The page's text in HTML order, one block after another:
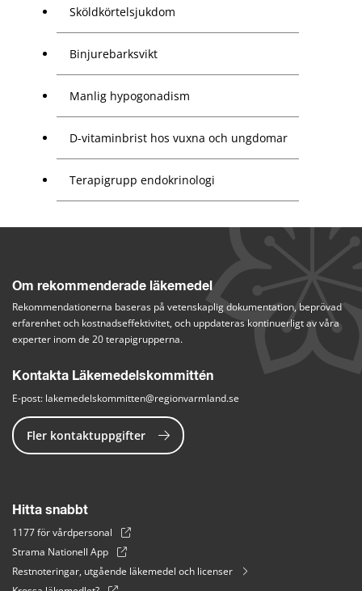
Sköldkörtelsjukdom
Binjurebarksvikt
Manlig hypogonadism
D-vitaminbrist hos vuxna och ungdomar
Terapigrupp endokrinologi
Om rekommenderade läkemedel
Rekommendationerna baseras på vetenskaplig dokumentation, beprövad
erfarenhet och kostnadseffektivitet, och uppdateras kontinuerligt av våra
experter inom de 20 terapigrupperna.
Kontakta Läkemedelskommittén
E-post: lakemedelskommitten@regionvarmland.se
Fler kontaktuppgifter
Hitta snabbt
1177 för vårdpersonal
Strama Nationell App
Restnoteringar, utgående läkemedel och licenser